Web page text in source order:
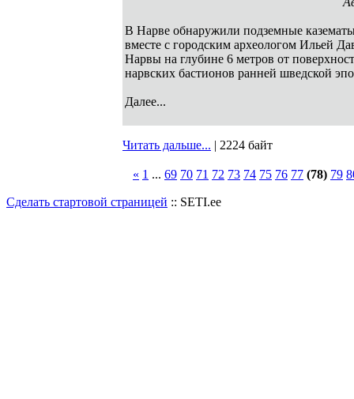
В Нарве обнаружили подземные
вместе с городским археологом Ильей
Нарвы на глубине 6 метров от
нарвских бастионов ранней шведской
Далее...
Читать дальше... | 2224 байт
« 1 ... 69 70 71 72 73 74 75 76 77 (78) 79
Сделать стартовой страницей :: SETI.ee